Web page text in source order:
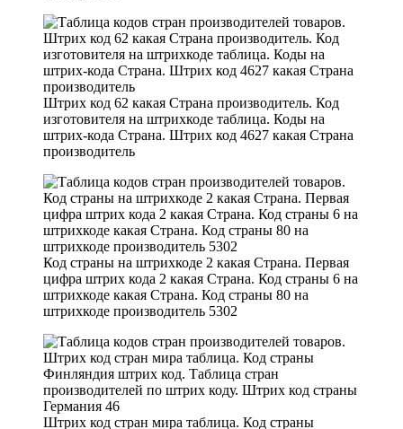
Штрих код 62 какая Страна производитель. Код
изготовителя на штрихкоде таблица. Коды на
штрих-кода Страна. Штрих код 4627 какая Страна
производитель
Код страны на штрихкоде 2 какая Страна. Первая
цифра штрих кода 2 какая Страна. Код страны 6 на
штрихкоде какая Страна. Код страны 80 на
штрихкоде производитель 5302
Штрих код стран мира таблица. Код страны